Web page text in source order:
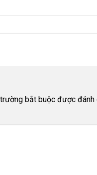
bắt buộc được đánh